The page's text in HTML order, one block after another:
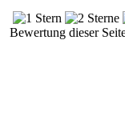
Bewertung dieser